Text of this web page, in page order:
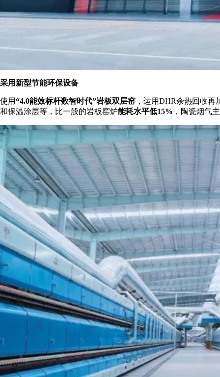
采用新型节能环保设备
使用“4.0能效标杆数智时代”岩板双层窑 ，运用DHR余热回收
和保温涂层等，比一般的岩板窑炉能耗水平低15% ，陶瓷烟气